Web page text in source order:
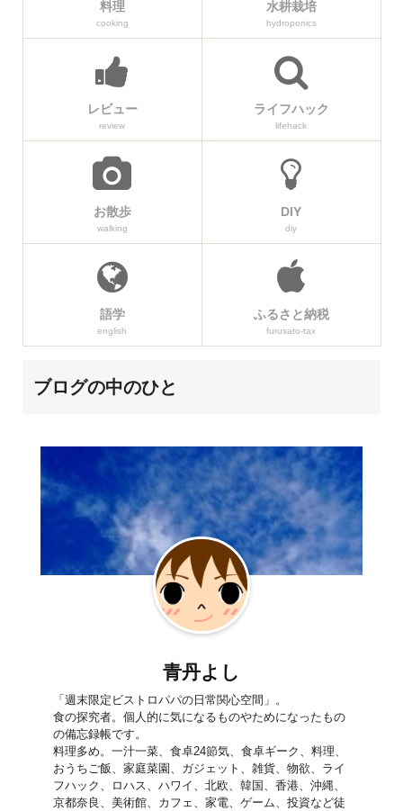
料理
cooking
水耕栽培
hydroponics
レビュー
review
ライフハック
lifehack
お散歩
walking
DIY
diy
語学
english
ふるさと納税
furusato-tax
ブログの中のひと
青丹よし
「週末限定ビストロパパの日常関心空間」。
食の探究者。個人的に気になるものやためになったもの
の備忘録帳です。
料理多め。一汁一菜、食卓24節気、食卓ギーク、料理、
おうちご飯、家庭菜園、ガジェット、雑貨、物欲、ライ
フハック、ロハス、ハワイ、北欧、韓国、香港、沖縄、
京都奈良、美術館、カフェ、家電、ゲーム、投資など徒